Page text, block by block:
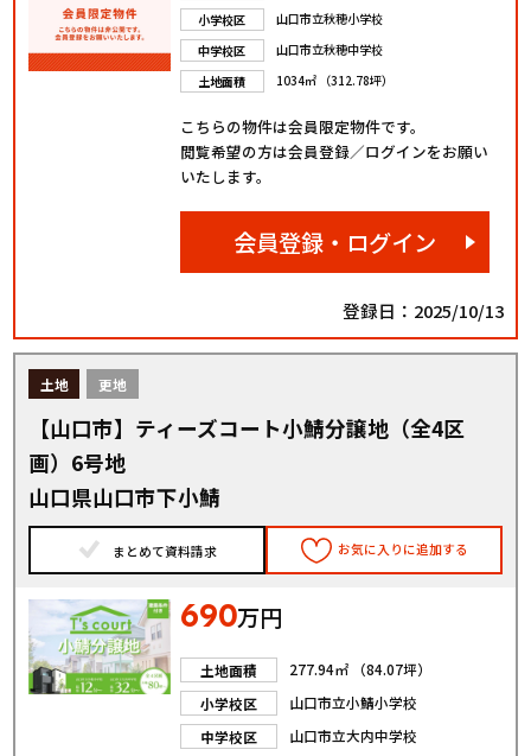
小学校区
山口市立秋穂小学校
中学校区
山口市立秋穂中学校
土地面積
1034㎡ （312.78坪）
こちらの物件は会員限定物件です。
閲覧希望の方は会員登録／ログインをお願い
いたします。
会員登録・ログイン
登録日：2025/10/13
土地 更地
【山口市】ティーズコート小鯖分譲地（全4区
画）6号地
山口県山口市下小鯖
まとめて資料請求 お気に入りに追加する
690万円
土地面積
277.94㎡ （84.07坪）
小学校区
山口市立小鯖小学校
中学校区
山口市立大内中学校